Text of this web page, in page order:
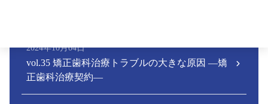
2024年10月04日
vol.35 矯正歯科治療トラブルの大きな原因 ―矯
正歯科治療契約―